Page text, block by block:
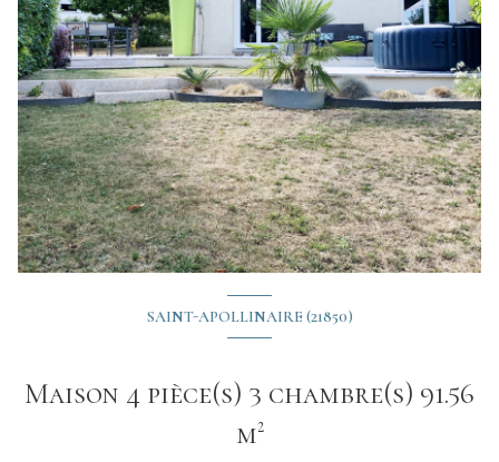
SAINT-APOLLINAIRE (21850)
Maison 4 pièce(s) 3 chambre(s) 91.56
m²